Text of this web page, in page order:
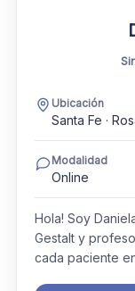
Ubicación
Santa Fe ·
Modalidad
Online
Hola! Soy
Gestalt y
cada paciente